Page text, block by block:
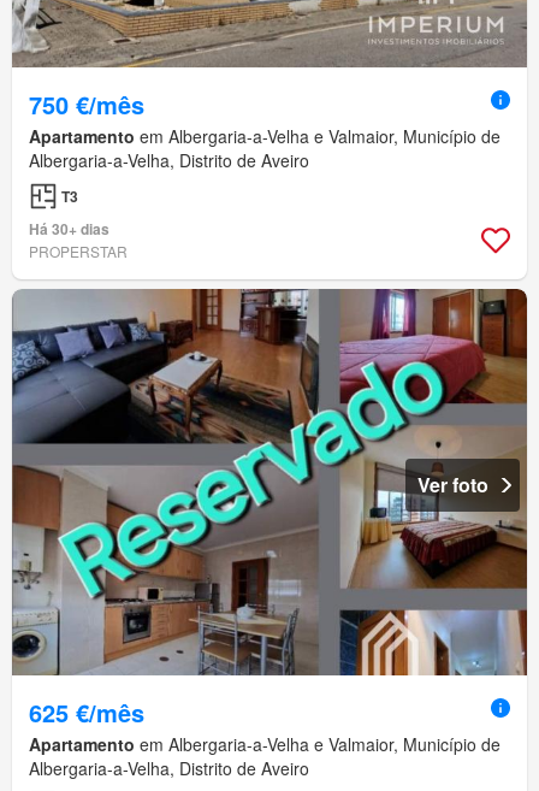
750 €/mês
Apartamento em Albergaria-a-Velha e Valmaior, Município de
Albergaria-a-Velha, Distrito de Aveiro
T3
Há 30+ dias
PROPERSTAR
Ver foto
625 €/mês
Apartamento em Albergaria-a-Velha e Valmaior, Município de
Albergaria-a-Velha, Distrito de Aveiro